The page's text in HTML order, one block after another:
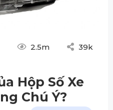
2.5m 39k
Hộp Số Xe
Chú Ý?